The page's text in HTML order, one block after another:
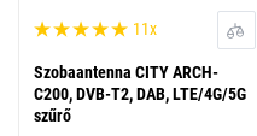
11x
Szobaantenna CITY ARCH-
C200, DVB-T2, DAB, LTE/4G/5G
szűrő